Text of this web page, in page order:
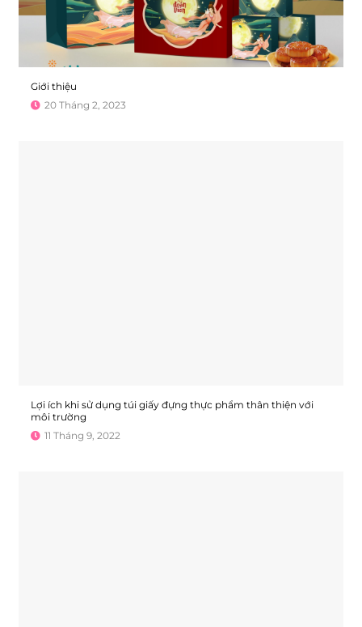
Giới thiệu
20 Tháng 2, 2023
Lợi ích khi sử dụng túi giấy đựng thực phẩm thân thiện với
môi trường
11 Tháng 9, 2022